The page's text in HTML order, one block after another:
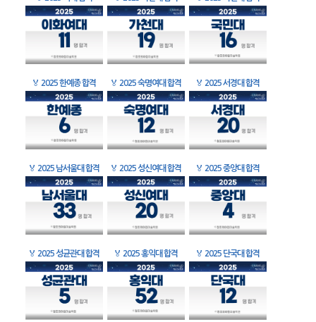
🏅 2025 한예종 합격 🏅 2025 숙명여대 합격 🏅 2025 서경대 합격
🏅 2025 남서울대 합격 🏅 2025 성신여대 합격 🏅 2025 중앙대 합격
🏅 2025 성균관대 합격 🏅 2025 홍익대 합격 🏅 2025 단국대 합격